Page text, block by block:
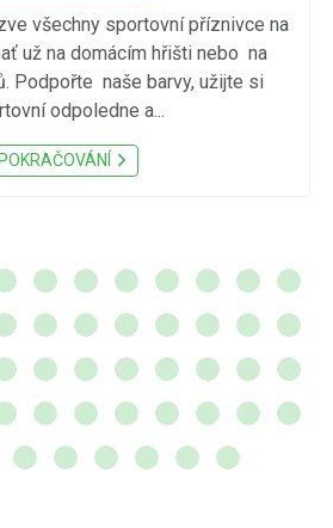
všechny sportovní příznivce na
už na domácím hřišti nebo na
Podpořte naše barvy, užijte si
odpoledne a...